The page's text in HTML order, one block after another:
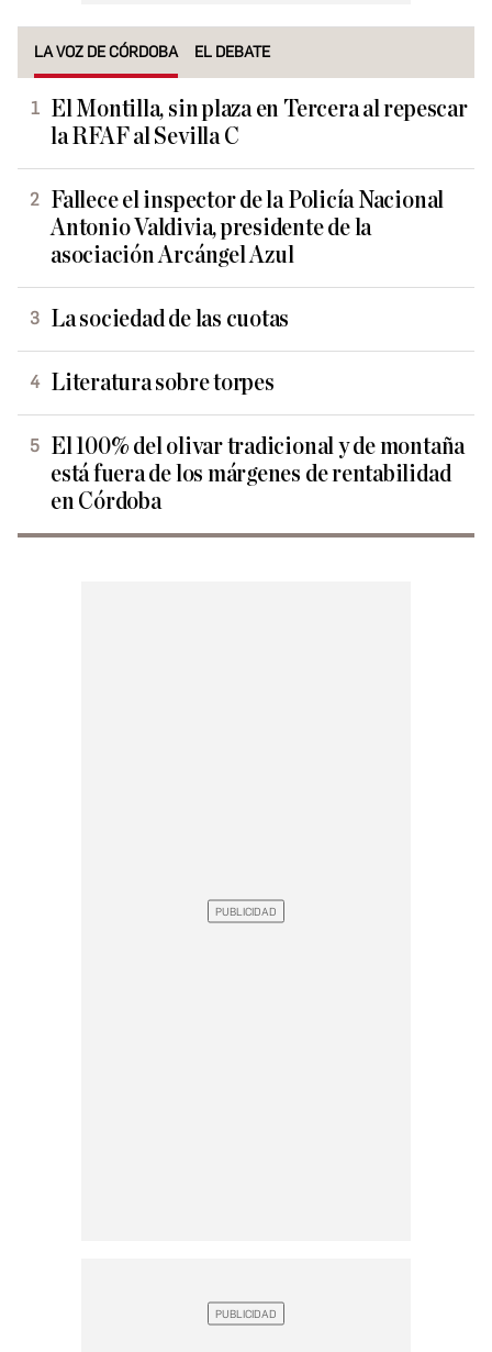
LA VOZ DE CÓRDOBA EL DEBATE
El Montilla, sin plaza en Tercera al repescar
la RFAF al Sevilla C
Fallece el inspector de la Policía Nacional
Antonio Valdivia, presidente de la
asociación Arcángel Azul
La sociedad de las cuotas
Literatura sobre torpes
El 100% del olivar tradicional y de montaña
está fuera de los márgenes de rentabilidad
en Córdoba